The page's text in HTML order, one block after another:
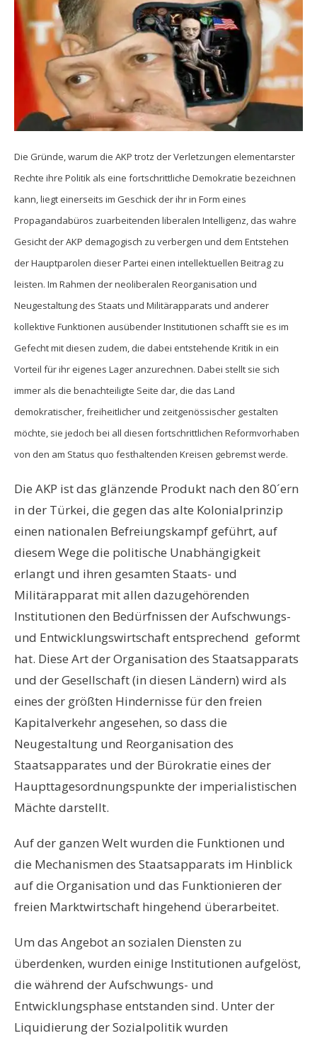
Die Gründe, warum die AKP trotz der Verletzungen elementarster
Rechte ihre Politik als eine fortschrittliche Demokratie bezeichnen
kann, liegt einerseits im Geschick der ihr in Form eines
Propagandabüros zuarbeitenden liberalen Intelligenz, das wahre
Gesicht der AKP demagogisch zu verbergen und dem Entstehen
der Hauptparolen dieser Partei einen intellektuellen Beitrag zu
leisten. Im Rahmen der neoliberalen Reorganisation und
Neugestaltung des Staats und Militärapparats und anderer
kollektive Funktionen ausübender Institutionen schafft sie es im
Gefecht mit diesen zudem, die dabei entstehende Kritik in ein
Vorteil für ihr eigenes Lager anzurechnen. Dabei stellt sie sich
immer als die benachteiligte Seite dar, die das Land
demokratischer, freiheitlicher und zeitgenössischer gestalten
möchte, sie jedoch bei all diesen fortschrittlichen Reformvorhaben
von den am Status quo festhaltenden Kreisen gebremst werde.
Die AKP ist das glänzende Produkt nach den 80´ern
in der Türkei, die gegen das alte Kolonialprinzip
einen nationalen Befreiungskampf geführt, auf
diesem Wege die politische Unabhängigkeit
erlangt und ihren gesamten Staats- und
Militärapparat mit allen dazugehörenden
Institutionen den Bedürfnissen der Aufschwungs-
und Entwicklungswirtschaft entsprechend geformt
hat. Diese Art der Organisation des Staatsapparats
und der Gesellschaft (in diesen Ländern) wird als
eines der größten Hindernisse für den freien
Kapitalverkehr angesehen, so dass die
Neugestaltung und Reorganisation des
Staatsapparates und der Bürokratie eines der
Haupttagesordnungspunkte der imperialistischen
Mächte darstellt.
Auf der ganzen Welt wurden die Funktionen und
die Mechanismen des Staatsapparats im Hinblick
auf die Organisation und das Funktionieren der
freien Marktwirtschaft hingehend überarbeitet.
Um das Angebot an sozialen Diensten zu
überdenken, wurden einige Institutionen aufgelöst,
die während der Aufschwungs- und
Entwicklungsphase entstanden sind. Unter der
Liquidierung der Sozialpolitik wurden